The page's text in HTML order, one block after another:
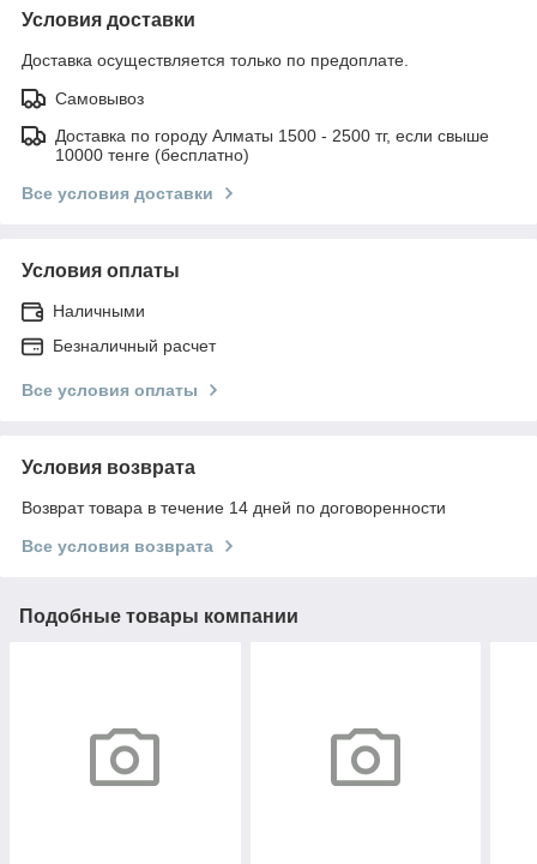
Условия доставки
Доставка осуществляется только по предоплате.
Самовывоз
Доставка по городу Алматы 1500 - 2500 тг, если свыше
10000 тенге (бесплатно)
Все условия доставки
Условия оплаты
Наличными
Безналичный расчет
Все условия оплаты
Условия возврата
Возврат товара в течение 14 дней по договоренности
Все условия возврата
Подобные товары компании